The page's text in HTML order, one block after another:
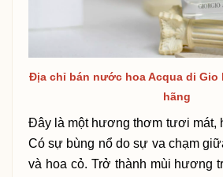
Địa chỉ bán nước hoa Acqua di Gio
hãng
Đây là một hương thơm tươi mát,
Có sự bùng nổ do sự va chạm
và hoa cỏ. Trở thành mùi hương